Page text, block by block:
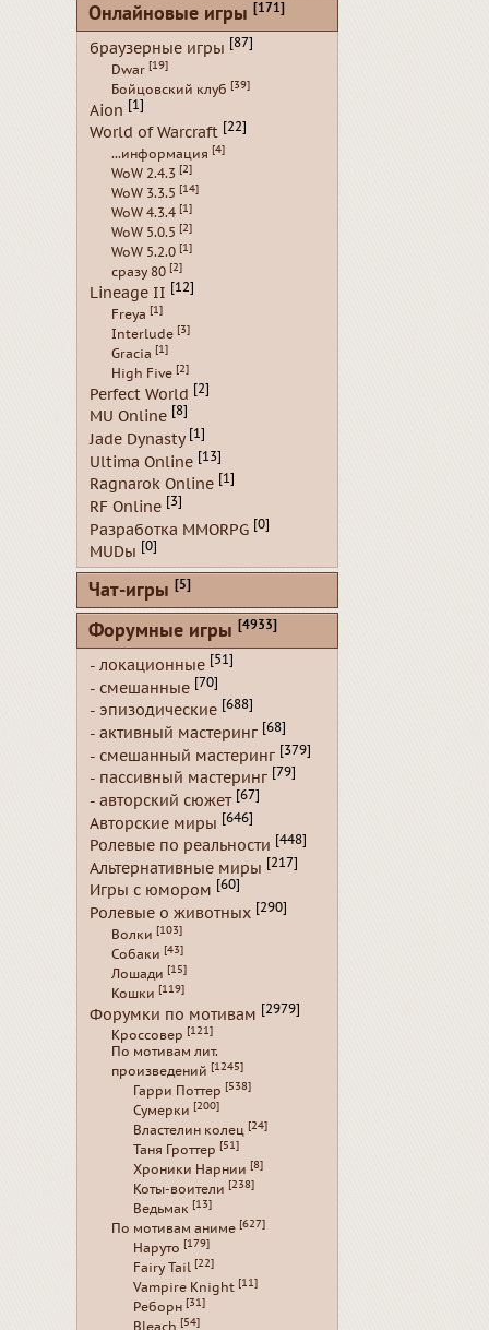
Онлайновые игры [171]
браузерные игры [87]
Dwar [19]
Бойцовский клуб [39]
Aion [1]
World of Warcraft [22]
...информация [4]
WoW 2.4.3 [2]
WoW 3.3.5 [14]
WoW 4.3.4 [1]
WoW 5.0.5 [2]
WoW 5.2.0 [1]
сразу 80 [2]
Lineage II [12]
Freya [1]
Interlude [3]
Gracia [1]
High Five [2]
Perfect World [2]
MU Online [8]
Jade Dynasty [1]
Ultima Online [13]
Ragnarok Online [1]
RF Online [3]
Разработка MMORPG [0]
MUDы [0]
Чат-игры [5]
Форумные игры [4933]
- локационные [51]
- смешанные [70]
- эпизодические [688]
- активный мастеринг [68]
- смешанный мастеринг [379]
- пассивный мастеринг [79]
- авторский сюжет [67]
Авторские миры [646]
Ролевые по реальности [448]
Альтернативные миры [217]
Игры с юмором [60]
Ролевые о животных [290]
Волки [103]
Собаки [43]
Лошади [15]
Кошки [119]
Форумки по мотивам [2979]
Кроссовер [121]
По мотивам лит.
произведений [1245]
Гарри Поттер [538]
Сумерки [200]
Властелин колец [24]
Таня Гроттер [51]
Хроники Нарнии [8]
Коты-воители [238]
Ведьмак [13]
По мотивам аниме [627]
Наруто [179]
Fairy Tail [22]
Vampire Knight [11]
Реборн [31]
[54]